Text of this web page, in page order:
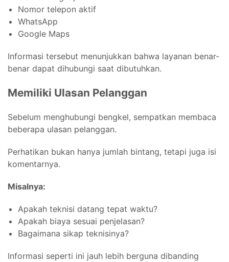
Nomor telepon aktif
WhatsApp
Google Maps
Informasi tersebut menunjukkan bahwa layanan benar-
benar dapat dihubungi saat dibutuhkan.
Memiliki Ulasan Pelanggan
Sebelum menghubungi bengkel, sempatkan membaca
beberapa ulasan pelanggan.
Perhatikan bukan hanya jumlah bintang, tetapi juga isi
komentarnya.
Misalnya:
Apakah teknisi datang tepat waktu?
Apakah biaya sesuai penjelasan?
Bagaimana sikap teknisinya?
Informasi seperti ini jauh lebih berguna dibanding